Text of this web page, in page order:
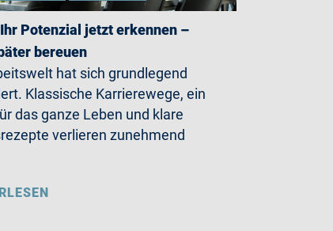
Potenzial jetzt erkennen –
bereuen
hat sich grundlegend
Klassische Karrierewege, ein
das ganze Leben und klare
verlieren zunehmend